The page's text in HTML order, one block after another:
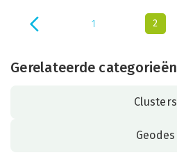
1 2
Gerelateerde categorieën
Clusters
Geodes